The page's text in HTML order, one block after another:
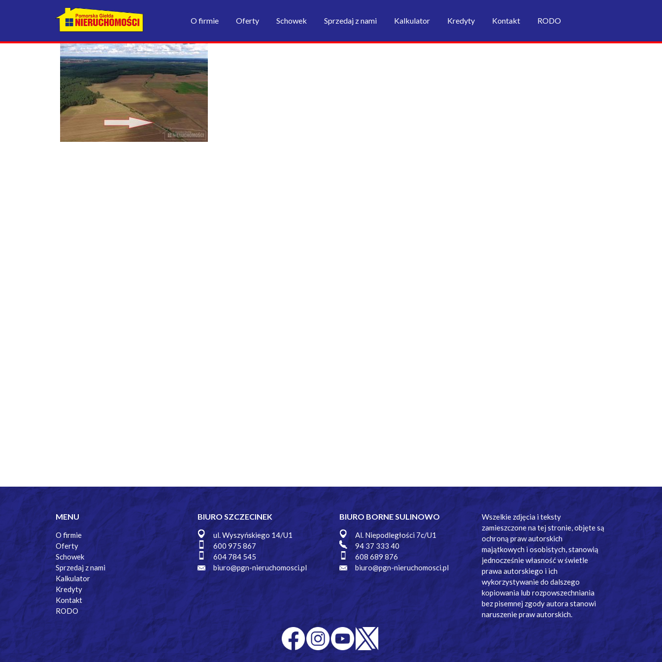
O firmie Oferty Schowek Sprzedaj z nami Kalkulator Kredyty Kontakt RODO
MENU
O firmie
Oferty
Schowek
Sprzedaj z nami
Kalkulator
Kredyty
Kontakt
RODO
BIURO SZCZECINEK
ul. Wyszyńskiego 14/U1
600 975 867
604 784 545
biuro@pgn-nieruchomosci.pl
BIURO BORNE SULINOWO
Al. Niepodległości 7c/U1
94 37 333 40
608 689 876
biuro@pgn-nieruchomosci.pl
Wszelkie zdjęcia i teksty
zamieszczone na tej stronie, objęte są
ochroną praw autorskich
majątkowych i osobistych, stanowią
jednocześnie własność w świetle
prawa autorskiego i ich
wykorzystywanie do dalszego
kopiowania lub rozpowszechniania
bez pisemnej zgody autora stanowi
naruszenie praw autorskich.